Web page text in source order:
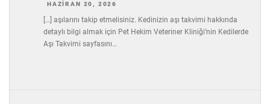
HAZIRAN 20, 2026
[…] aşılarını takip etmelisiniz. Kedinizin aşı takvimi hakkında
detaylı bilgi almak için Pet Hekim Veteriner Kliniği’nin Kedilerde
Aşı Takvimi sayfasını…